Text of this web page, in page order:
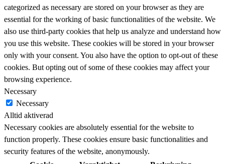
categorized as necessary are stored on your browser as they are
essential for the working of basic functionalities of the website. We
also use third-party cookies that help us analyze and understand how
you use this website. These cookies will be stored in your browser
only with your consent. You also have the option to opt-out of these
cookies. But opting out of some of these cookies may affect your
browsing experience.
Necessary
Necessary
Alltid aktiverad
Necessary cookies are absolutely essential for the website to
function properly. These cookies ensure basic functionalities and
security features of the website, anonymously.